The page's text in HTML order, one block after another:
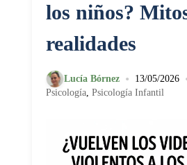
los niños?
realidades
Lucía Bórnez • 13/05/2026
Psicología, Psicología Infantil